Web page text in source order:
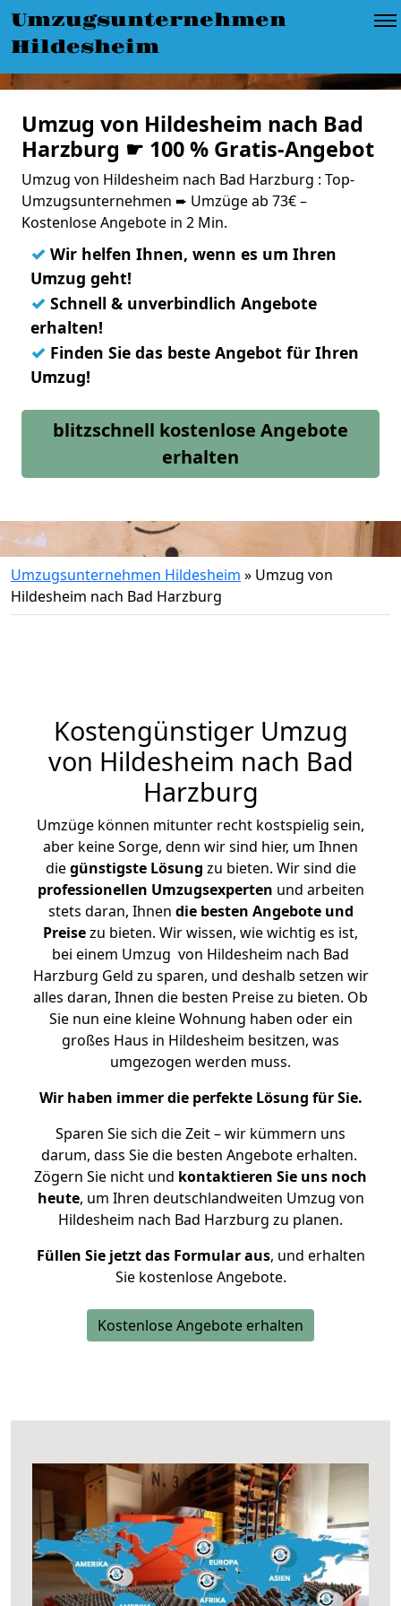
Umzugsunternehmen
Hildesheim
Umzug von Hildesheim nach Bad
Harzburg ☛ 100 % Gratis-Angebot
Umzug von Hildesheim nach Bad Harzburg : Top-
Umzugsunternehmen ➨ Umzüge ab 73€ –
Kostenlose Angebote in 2 Min.
✓ Wir helfen Ihnen, wenn es um Ihren
Umzug geht!
✓ Schnell & unverbindlich Angebote
erhalten!
✓ Finden Sie das beste Angebot für Ihren
Umzug!
blitzschnell kostenlose Angebote
erhalten
Umzugsunternehmen Hildesheim » Umzug von
Hildesheim nach Bad Harzburg
Kostengünstiger Umzug
von Hildesheim nach Bad
Harzburg
Umzüge können mitunter recht kostspielig sein,
aber keine Sorge, denn wir sind hier, um Ihnen
diegünstigste Lösung zu bieten. Wir sind die
professionellen Umzugsexperten und arbeiten
stets daran, Ihnen die besten Angebote und
Preisezu bieten. Wir wissen, wie wichtig es ist,
bei einem Umzug von Hildesheim nach Bad
Harzburg Geld zu sparen, und deshalb setzen wir
alles daran, Ihnen die besten Preise zu bieten. Ob
Sie nun eine kleine Wohnung haben oder ein
großes Haus in Hildesheim besitzen, was
umgezogen werden muss.
Wir haben immer die perfekte Lösung für Sie.
Sparen Sie sich die Zeit – wir kümmern uns
darum, dass Sie die besten Angebote erhalten.
Zögern Sie nicht und kontaktieren Sie uns noch
heute, um Ihren deutschlandweiten Umzug von
Hildesheim nach Bad Harzburg zu planen.
Füllen Sie jetzt das Formular aus, und erhalten
Sie kostenlose Angebote.
Kostenlose Angebote erhalten